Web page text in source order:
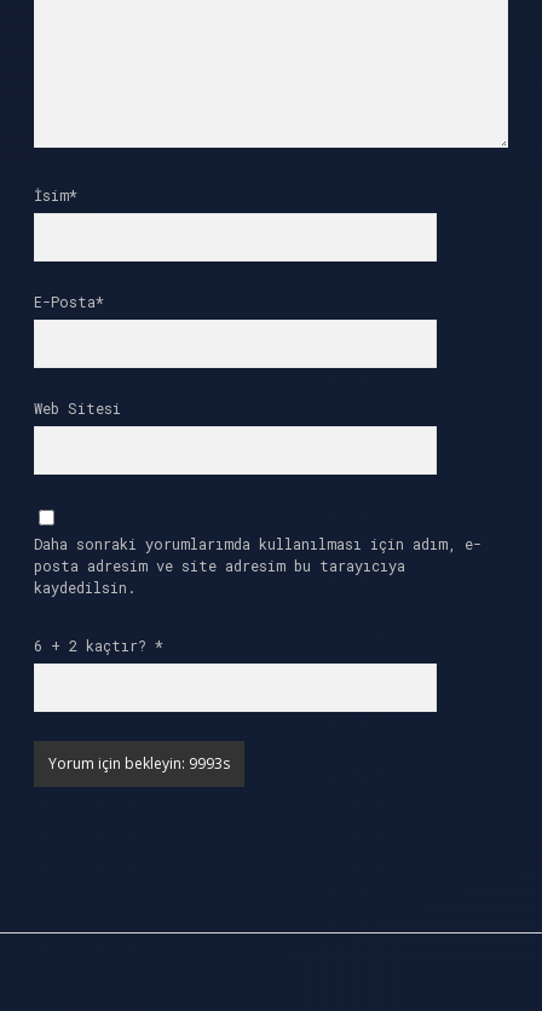
İsim*
E-Posta*
Web Sitesi
Daha sonraki yorumlarımda kullanılması için adım, e-
posta adresim ve site adresim bu tarayıcıya
kaydedilsin.
6 + 2 kaçtır? *